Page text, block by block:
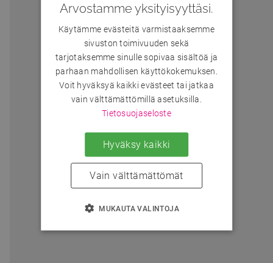
Arvostamme yksityisyyttäsi.
Käytämme evästeitä varmistaaksemme
sivuston toimivuuden sekä
tarjotaksemme sinulle sopivaa sisältöä ja
parhaan mahdollisen käyttökokemuksen.
Voit hyväksyä kaikki evästeet tai jatkaa
vain välttämättömillä asetuksilla.
Tietosuojaseloste
Hyväksy kaikki
Vain välttämättömät
MUKAUTA VALINTOJA